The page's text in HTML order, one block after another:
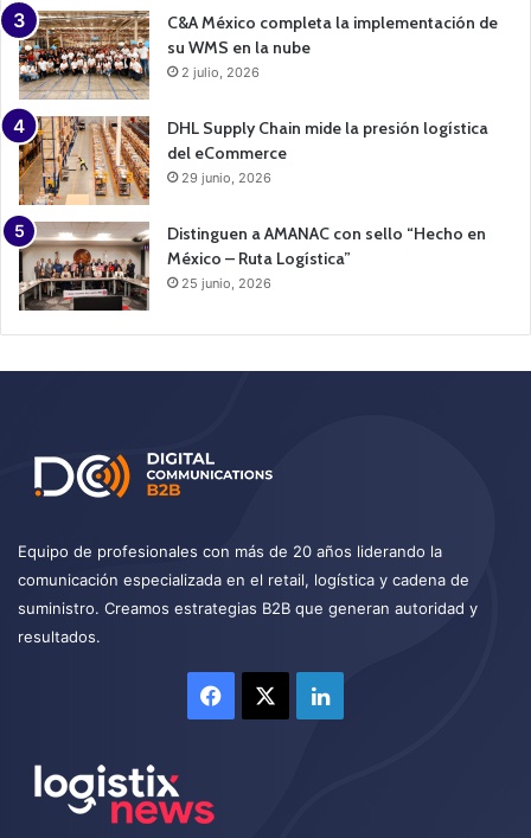
C&A México completa la implementación de
su WMS en la nube
2 julio, 2026
DHL Supply Chain mide la presión logística
del eCommerce
29 junio, 2026
Distinguen a AMANAC con sello “Hecho en
México – Ruta Logística”
25 junio, 2026
Equipo de profesionales con más de 20 años liderando la
comunicación especializada en el retail, logística y cadena de
suministro. Creamos estrategias B2B que generan autoridad y
resultados.
Facebook LinkedIn